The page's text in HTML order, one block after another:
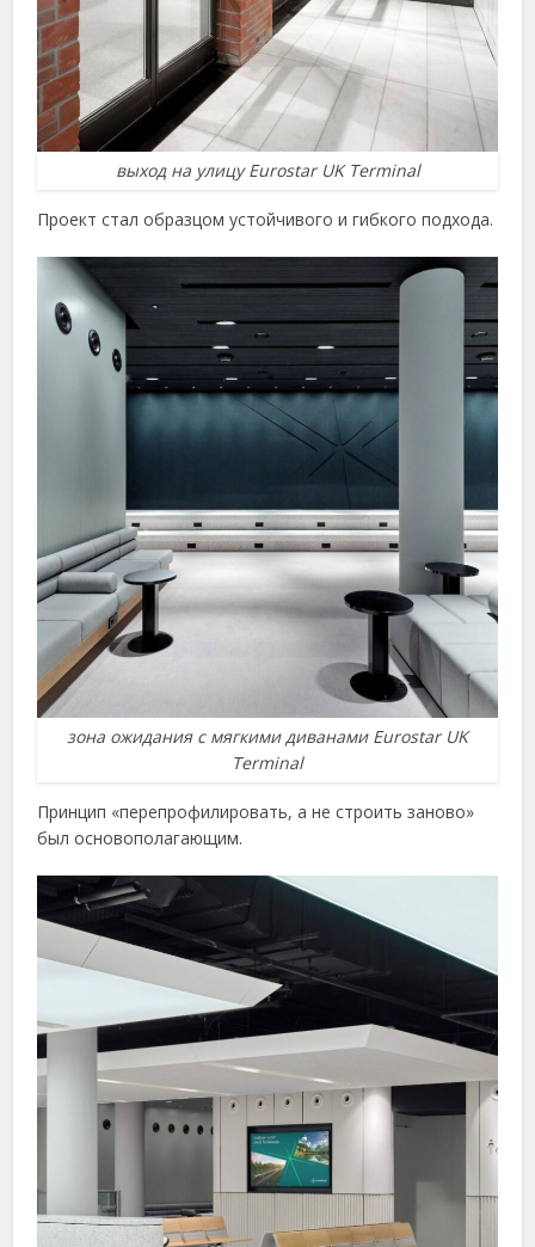
выход на улицу Eurostar UK Terminal
Проект стал образцом устойчивого и гибкого подхода.
зона ожидания с мягкими диванами Eurostar UK
Terminal
Принцип «перепрофилировать, а не строить заново»
был основополагающим.